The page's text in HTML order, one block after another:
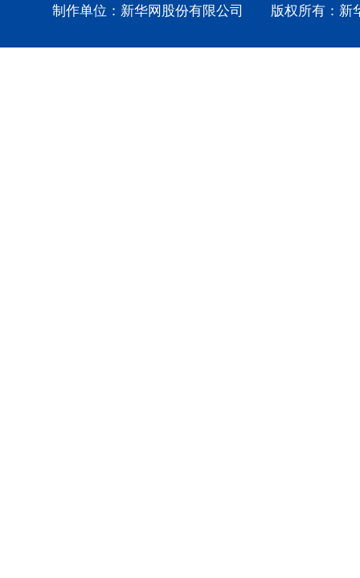
制作单位：新华网股份有限公司 版权所有：新